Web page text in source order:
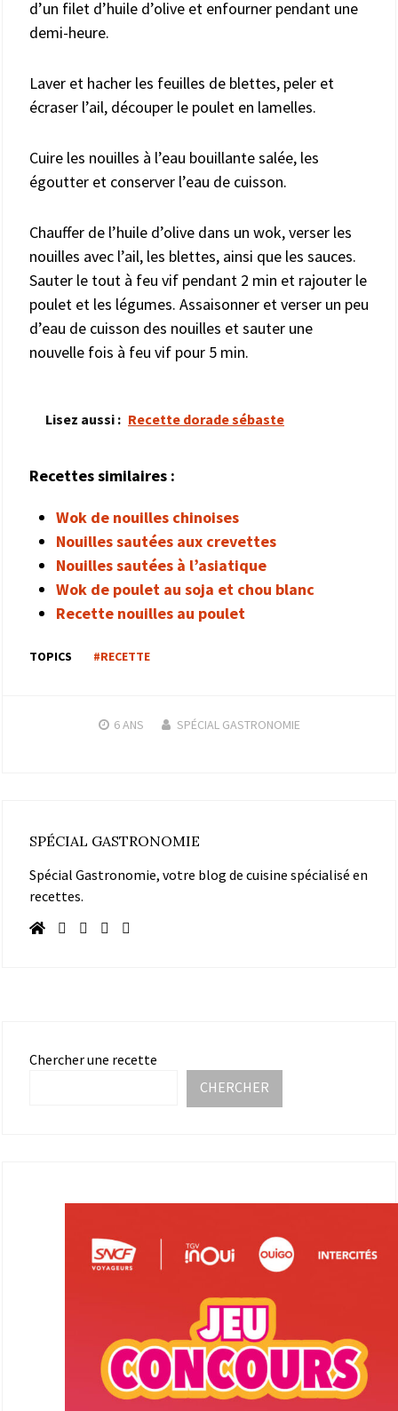
d’un filet d’huile d’olive et enfourner pendant une
demi-heure.
Laver et hacher les feuilles de blettes, peler et
écraser l’ail, découper le poulet en lamelles.
Cuire les nouilles à l’eau bouillante salée, les
égoutter et conserver l’eau de cuisson.
Chauffer de l’huile d’olive dans un wok, verser les
nouilles avec l’ail, les blettes, ainsi que les sauces.
Sauter le tout à feu vif pendant 2 min et rajouter le
poulet et les légumes. Assaisonner et verser un peu
d’eau de cuisson des nouilles et sauter une
nouvelle fois à feu vif pour 5 min.
Lisez aussi : Recette dorade sébaste
Recettes similaires :
Wok de nouilles chinoises
Nouilles sautées aux crevettes
Nouilles sautées à l’asiatique
Wok de poulet au soja et chou blanc
Recette nouilles au poulet
TOPICS #RECETTE
6 ANS SPÉCIAL GASTRONOMIE
SPÉCIAL GASTRONOMIE
Spécial Gastronomie, votre blog de cuisine spécialisé en
recettes.
Chercher une recette
CHERCHER